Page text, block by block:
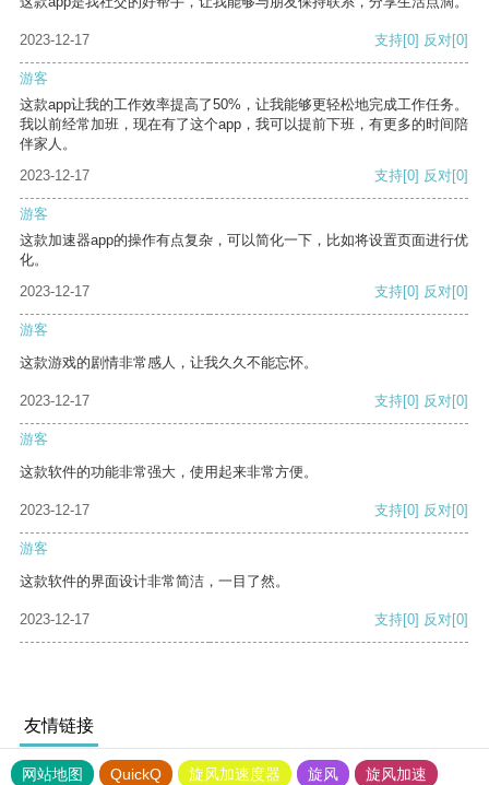
2023-12-17 支持[0] 反对[0]
游客
这款app让我的工作效率提高了50%，让我能够更轻松地完成工作任务。
我以前经常加班，现在有了这个app，我可以提前下班，有更多的时间陪
伴家人。
2023-12-17
支持[0] 反对[0]
游客
这款加速器app的操作有点复杂，可以简化一下，比如将设置页面进行优
化。
2023-12-17
支持[0] 反对[0]
游客
这款游戏的剧情非常感人，让我久久不能忘怀。
2023-12-17 支持[0] 反对[0]
游客
这款软件的功能非常强大，使用起来非常方便。
2023-12-17 支持[0] 反对[0]
游客
这款软件的界面设计非常简洁，一目了然。
2023-12-17 支持[0] 反对[0]
友情链接
网站地图 QuickQ 旋风加速度器 旋风
旋风加速